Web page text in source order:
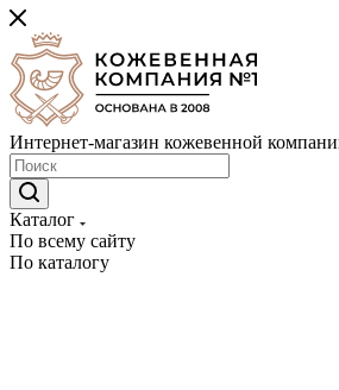
Интернет-магазин кожевенной
Каталог
По всему сайту
По каталогу